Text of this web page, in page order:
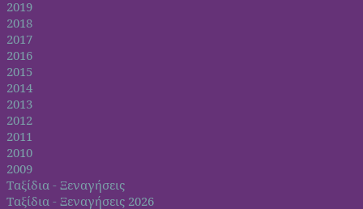
2019
2018
2017
2016
2015
2014
2013
2012
2011
2010
2009
Ταξίδια - Ξεναγήσεις
Ταξίδια - Ξεναγήσεις 2026